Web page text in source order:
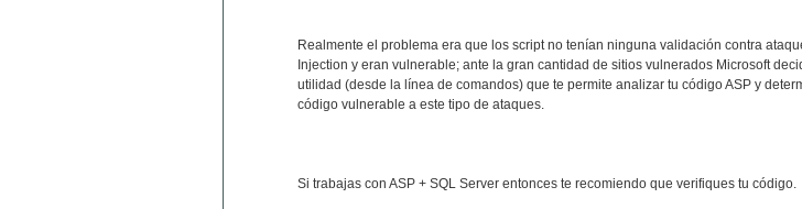
Realmente el problema era que los script no tenían ninguna validación contra
Injection y eran vulnerable; ante la gran cantidad de sitios vulnerados Microsoft
utilidad (desde la línea de comandos) que te permite analizar tu código ASP y
código vulnerable a este tipo de ataques.
Si trabajas con ASP + SQL Server entonces te recomiendo que verifiques tu código.